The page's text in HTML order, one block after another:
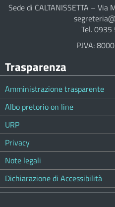
Sede di CALTANISSETTA –
Tel.
P.IVA:
Trasparenza
Amministrazione trasparente
Albo pretorio on line
URP
Privacy
Note legali
Dichiarazione di Accessibilità